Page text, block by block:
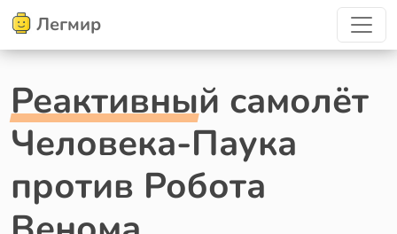
Легмир
Реактивный самолёт
Человека-Паука
против Робота